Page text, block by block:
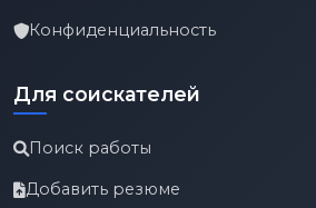
Конфиденциальность
Для соискателей
Поиск работы
Добавить резюме